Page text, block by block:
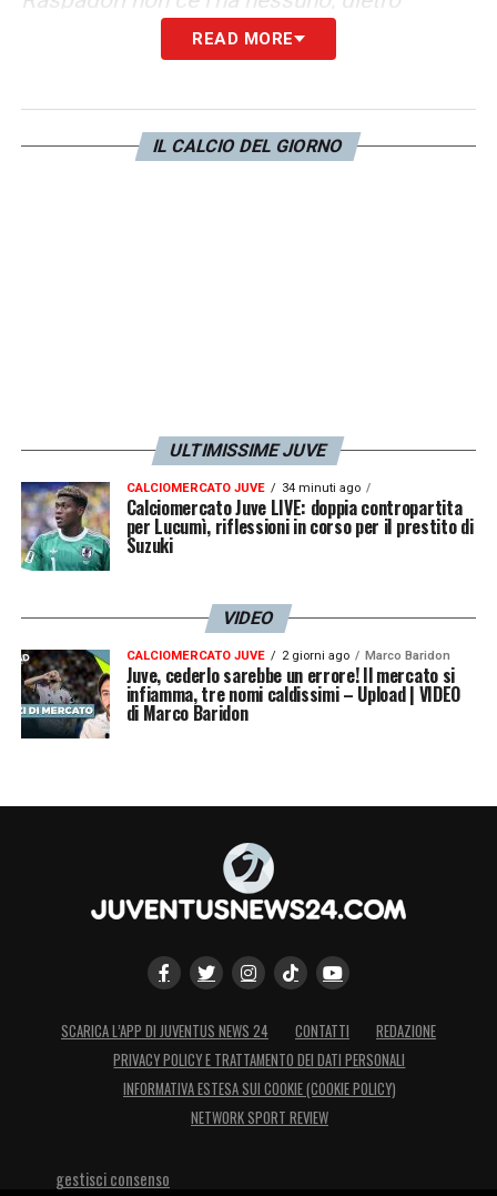
Osimhen. E non dimentichiamo che c’è
anche Simeone».
LA PLAYLIST DELLE NOSTRE TOP NEWS
READ MORE
IL CALCIO DEL GIORNO
ULTIMISSIME JUVE
CALCIOMERCATO JUVE 34 minuti ago
Calciomercato Juve LIVE: doppia contropartita
per Lucumì, riflessioni in corso per il prestito di
Suzuki
VIDEO
CALCIOMERCATO JUVE 2 giorni ago Marco Baridon
Juve, cederlo sarebbe un errore! Il mercato si
infiamma, tre nomi caldissimi – Upload | VIDEO
di Marco Baridon
SCARICA L’APP DI JUVENTUS NEWS 24 CONTATTI
REDAZIONE
PRIVACY POLICY E TRATTAMENTO DEI DATI PERSONALI
INFORMATIVA ESTESA SUI COOKIE (COOKIE POLICY)
NETWORK SPORT REVIEW
gestisci consenso